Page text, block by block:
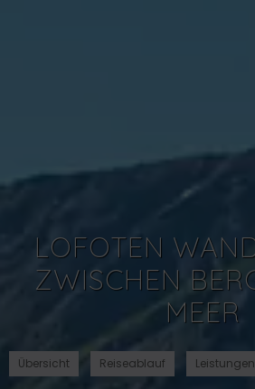
LOFOTEN
ZWISCHEN
MEER
Übersicht Reiseablauf Leistungen